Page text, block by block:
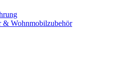
& Wohnmobilzubehör